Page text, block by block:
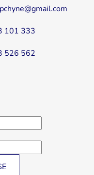
@gmail.com
101 333
526 562